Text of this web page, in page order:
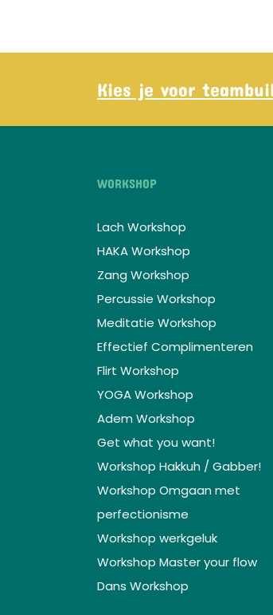
Kies je voor
WORKSHOP
Lach Workshop
HAKA Workshop
Zang Workshop
Percussie Workshop
Meditatie Workshop
Effectief Complimenteren
Flirt Workshop
YOGA Workshop
Adem Workshop
Get what you want!
Workshop Hakkuh / Gabber!
Workshop Omgaan met
perfectionisme
Workshop werkgeluk
Workshop Master your flow
Dans Workshop